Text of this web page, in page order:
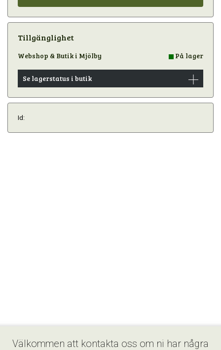
Tillgänglighet
Webshop & Butik i Mjölby På lager
Se lagerstatus i butik
Id:
Välkommen att kontakta oss om ni har några